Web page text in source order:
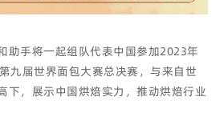
助手将一起组队代表中国参加2023年
九届世界面包大赛总决赛，与来自世
下，展示中国烘焙实力，推动烘焙行业